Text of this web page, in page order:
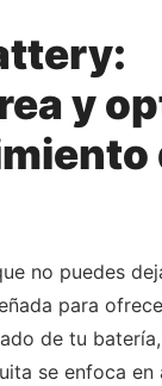
y
no puedes
para
de tu
se enfoca en